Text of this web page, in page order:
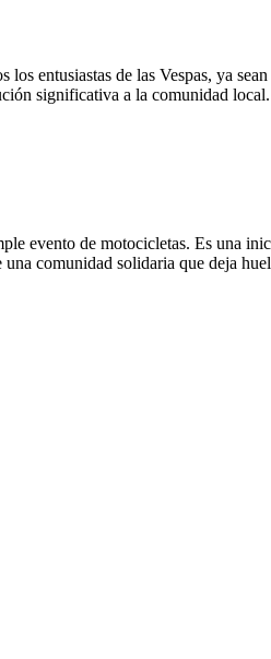
entusiastas de las Vespas, ya
significativa a la comunidad local.
evento de motocicletas. Es una
comunidad solidaria que deja